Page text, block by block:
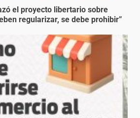
el proyecto libertario sobre
regularizar, se debe prohibir”